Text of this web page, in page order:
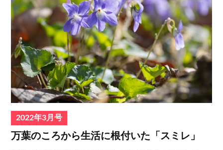
2022年3月号
万葉のころから生活に根付いた「スミレ」